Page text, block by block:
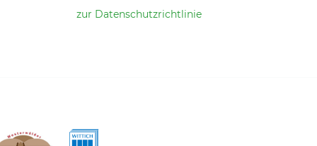
zur Datenschutzrichtlinie